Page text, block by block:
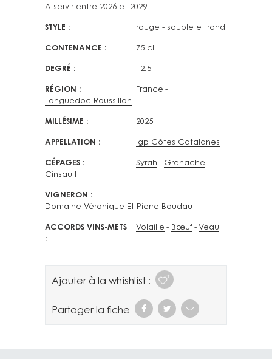
A servir entre 2026 et 2029
STYLE rouge - souple et rond
CONTENANCE 75 cl
DEGRÉ 12.5
RÉGION
France
Languedoc-Roussillon
MILLÉSIME 2025
APPELLATION Igp Côtes Catalanes
CÉPAGES Syrah
Grenache
Cinsault
VIGNERON
Domaine Véronique Et Pierre Boudau
ACCORDS VINS-METS Volaille Bœuf Veau
Ajouter à la whishlist :
Partager la fiche